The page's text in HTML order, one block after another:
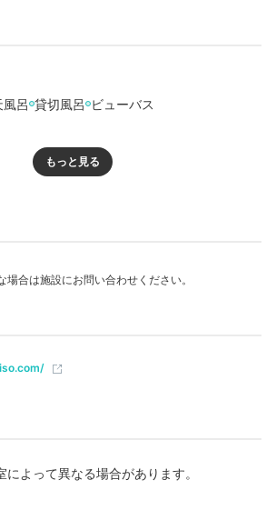
呂とサウナ付きの展望大浴場、お風
」、貸切風呂と、3種類もの温浴施
特に展望露天風呂は本当に絶景です！設備は
風呂 貸切風呂 ビューバス
よって異なる場合があります。